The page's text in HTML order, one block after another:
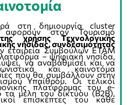
στη δημιουργία cluster
αφορούν στον Τουρισμό
χρήσης Tεχνολογικής
νησίδας, συνδεσιμότητας
εταιρεία Συμβούλων ΕΤΑΜ
– ψηφιακή νησίδα,
να αναβαθμίσει και να
και καινοτόμα
που θα συμβάλλουν στην
Υπαίθρου. Οι τελικοί
πλατφόρμας του e-
τα μέλη του δικτύου (Β2Β),
επισκέπτες του κάθε